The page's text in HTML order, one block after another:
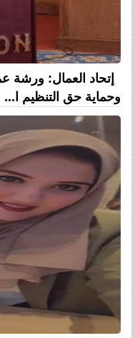
إتحاد العمال: ورشة
وحماية حق التنظيم ا...